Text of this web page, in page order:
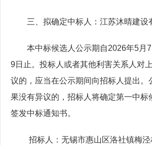
三、拟确定中标人：江苏沐晴建设
本中标候选人公示期自2026年5月7
9日止。投标人或者其他利害关系人对
议的，应当在公示期间向招标人提出。
果没有异议的，招标人将确定第一中标
签发中标通知书。
招标人：无锡市惠山区洛社镇梅泾